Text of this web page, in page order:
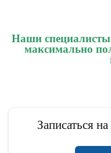
Наши специалисты
максимально
Записаться